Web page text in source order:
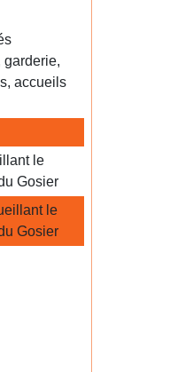
garderie,
accueils
le
Gosier
le
Gosier